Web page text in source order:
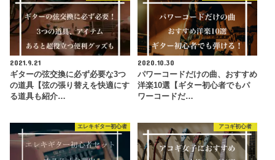
2021.9.21
ギターの弦交換に必ず必要な3つ
の道具【弦の張り替えを快適にす
る道具も紹介…
2020.10.30
パワーコードだけの曲、おすすめ
洋楽10選【ギター初心者でもパ
ワーコードだ…
エレキギター初心者 アコギ初心者